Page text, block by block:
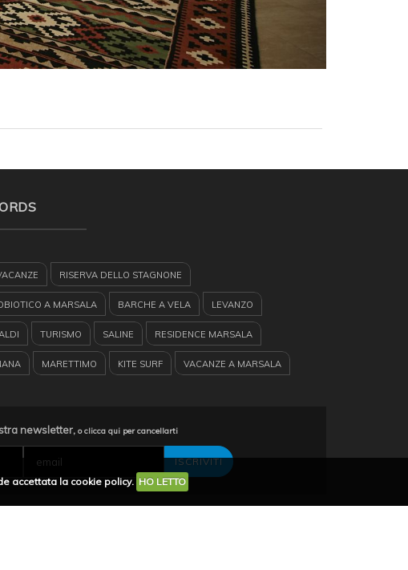
accettata la cookie policy. HO LETTO
RISERVA DELLO STAGNONE
A MARSALA BARCHE A VELA LEVANZO
TURISMO SALINE RESIDENCE MARSALA
MARETTIMO KITE SURF VACANZE A MARSALA
MEDICA A MARSALA
CATAMARANO SICILIA MARSALA
newsletter, o clicca qui per cancellarti